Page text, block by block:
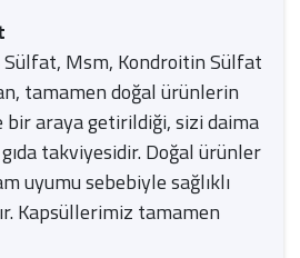
Sülfat, Msm, Kondroitin Sülfat,
tamamen doğal ürünlerin
araya getirildiği, sizi daima
takviyesidir. Doğal ürünler
uyumu sebebiyle sağlıklı
Kapsüllerimiz tamamen